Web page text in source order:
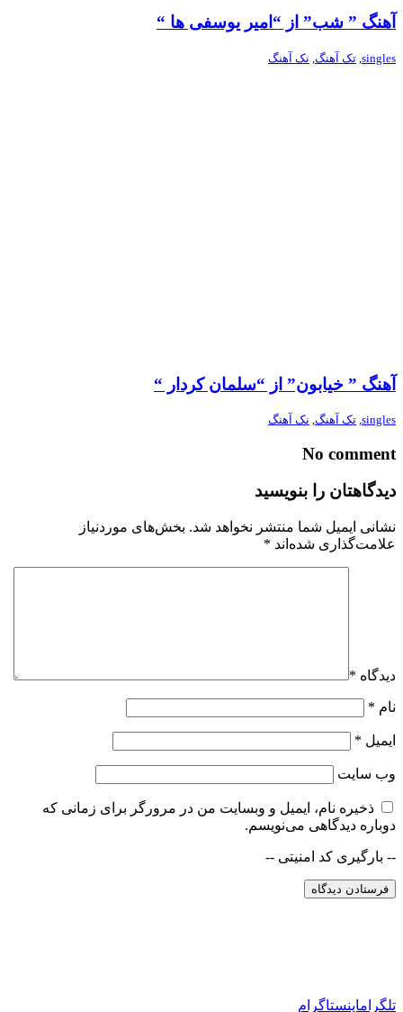
آهنگ ” شب” از “امیر یوسفی ها “
singles تک آهنگ نک آهنگ
آهنگ ” خیابون” از “سلمان کردار “
singles
, تک آهنگ, نک آهنگ
No comment
دیدگاهتان را بنویسید
نشانی ایمیل شما منتشر نخواهد شد. بخش‌های موردنیاز
علامت‌گذاری شده‌اند *
دیدگاه *
نام *
ایمیل *
وب‌ سایت
ذخیره نام، ایمیل و وبسایت من در مرورگر برای زمانی که
دوباره دیدگاهی می‌نویسم.
-- بارگیری کد امنیتی --
تلگراماینستاگرام